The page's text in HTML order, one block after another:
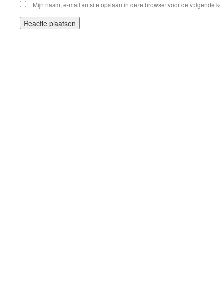
Mijn naam, e-mail en site opslaan in deze browser voor de volgende